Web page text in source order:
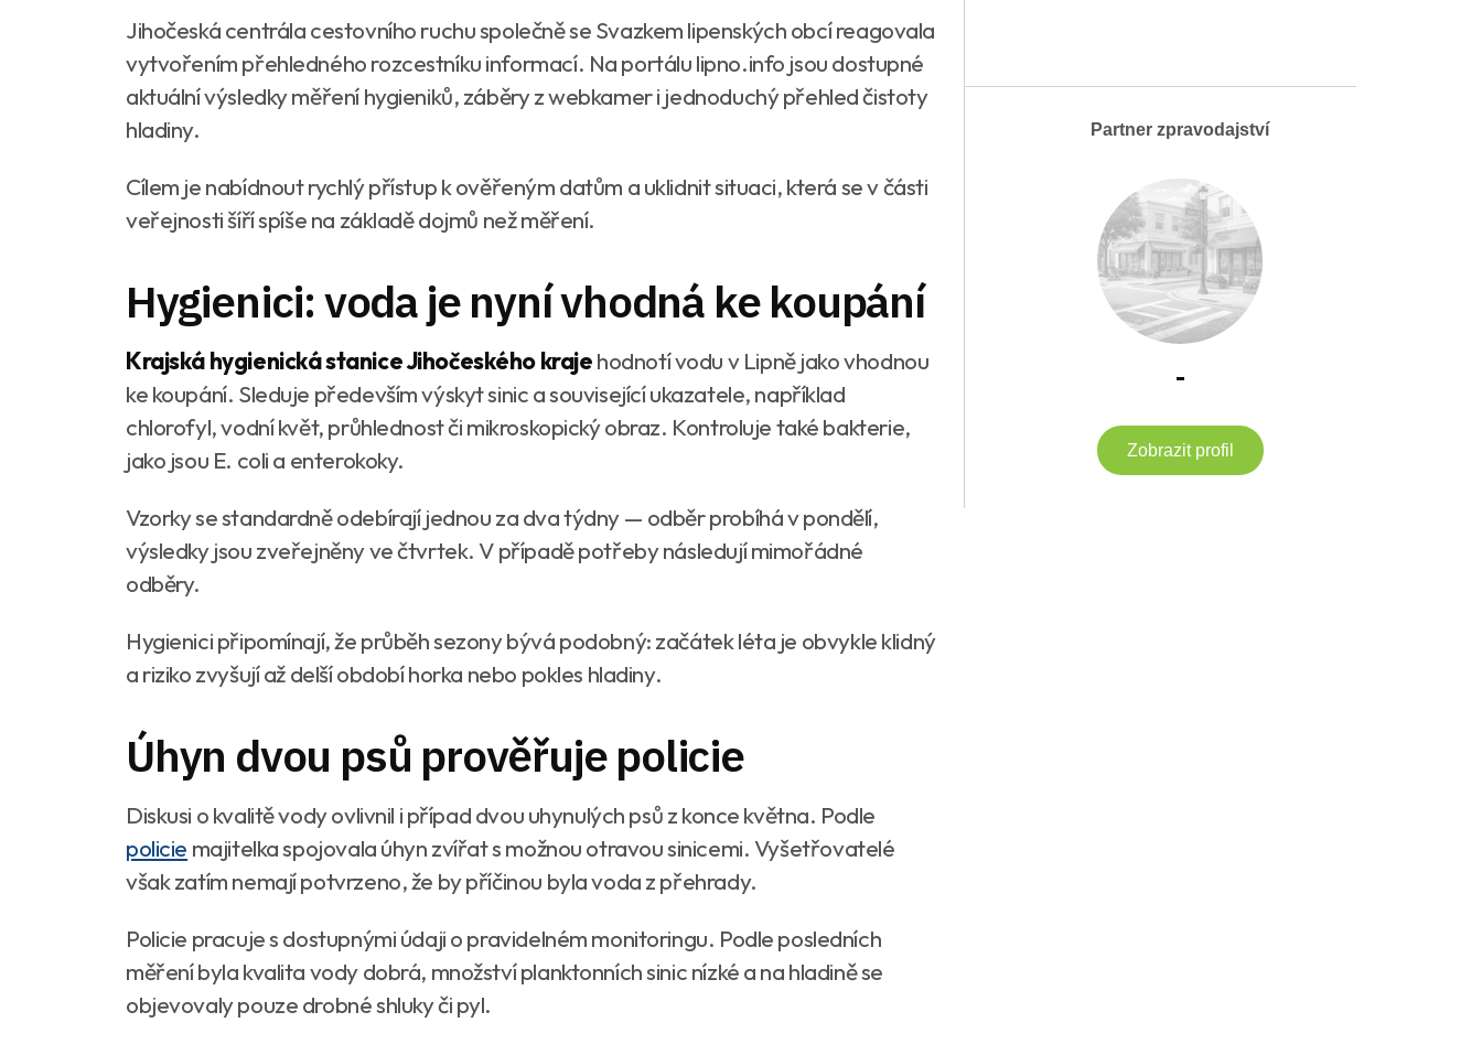
Jihočeská centrála cestovního ruchu společně se Svazkem lipenských obcí reagovala
vytvořením přehledného rozcestníku informací. Na portálu lipno.info jsou dostupné
aktuální výsledky měření hygieniků, záběry z webkamer i jednoduchý přehled čistoty
hladiny.
Cílem je nabídnout rychlý přístup k ověřeným datům a uklidnit situaci, která se v části
veřejnosti šíří spíše na základě dojmů než měření.
Hygienici: voda je nyní vhodná ke koupání
Krajská hygienická stanice Jihočeského krajehodnotí vodu v Lipně jako vhodnou
ke koupání. Sleduje především výskyt sinic a související ukazatele, například
chlorofyl, vodní květ, průhlednost či mikroskopický obraz. Kontroluje také bakterie,
jako jsou E. coli a enterokoky.
Vzorky se standardně odebírají jednou za dva týdny — odběr probíhá v pondělí,
výsledky jsou zveřejněny ve čtvrtek. V případě potřeby následují mimořádné
odběry.
Hygienici připomínají, že průběh sezony bývá podobný: začátek léta je obvykle klidný
a riziko zvyšují až delší období horka nebo pokles hladiny.
Úhyn dvou psů prověřuje policie
Diskusi o kvalitě vody ovlivnil i případ dvou uhynulých psů z konce května. Podle
policie majitelka spojovala úhyn zvířat s možnou otravou sinicemi. Vyšetřovatelé
však zatím nemají potvrzeno, že by příčinou byla voda z přehrady.
Policie pracuje s dostupnými údaji o pravidelném monitoringu. Podle posledních
měření byla kvalita vody dobrá, množství planktonních sinic nízké a na hladině se
objevovaly pouze drobné shluky či pyl.
Partner zpravodajství
-
Zobrazit profil